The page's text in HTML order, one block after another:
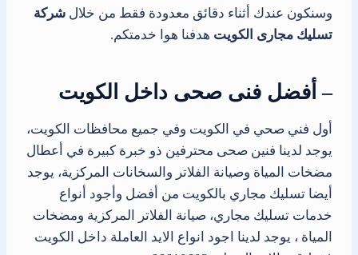
وسنكون عندك أثناء دقائق معدودة فقط من خلال شركة
تسليك مجارى الكويت هدفنا هوا خدمتكم.
– أفضل فنى صحى داخل الكويت
أول فني صحي في الكويت وفي جميع محافظات الكويت،
يوجد لدينا فنين صحى محترفين ذو خبرة كبيرة في أعطال
مضخات المياة وصيانة الفلاتر والسخانات المركزية، يوجد
أيضا تسليك مجاري بالكويت من أفضل وأجود أنواع
خدمات تسليك مجاري، صيانة الفلاتر المركزية ومضخات
المياة ، يوجد لدينا اجود انواع الايد العاملة داخل الكويت